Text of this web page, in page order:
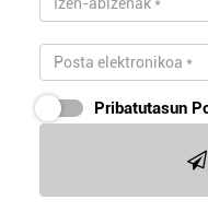
Pribatutasun